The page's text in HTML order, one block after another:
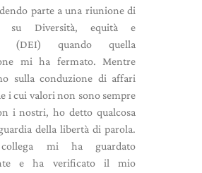
parte a una riunione di
su Diversità, equità e
(DEI) quando quella
mi ha fermato. Mentre
sulla conduzione di affari
i cui valori non sono sempre
i nostri, ho detto qualcosa
della libertà di parola.
mi ha guardato
e ha verificato il mio